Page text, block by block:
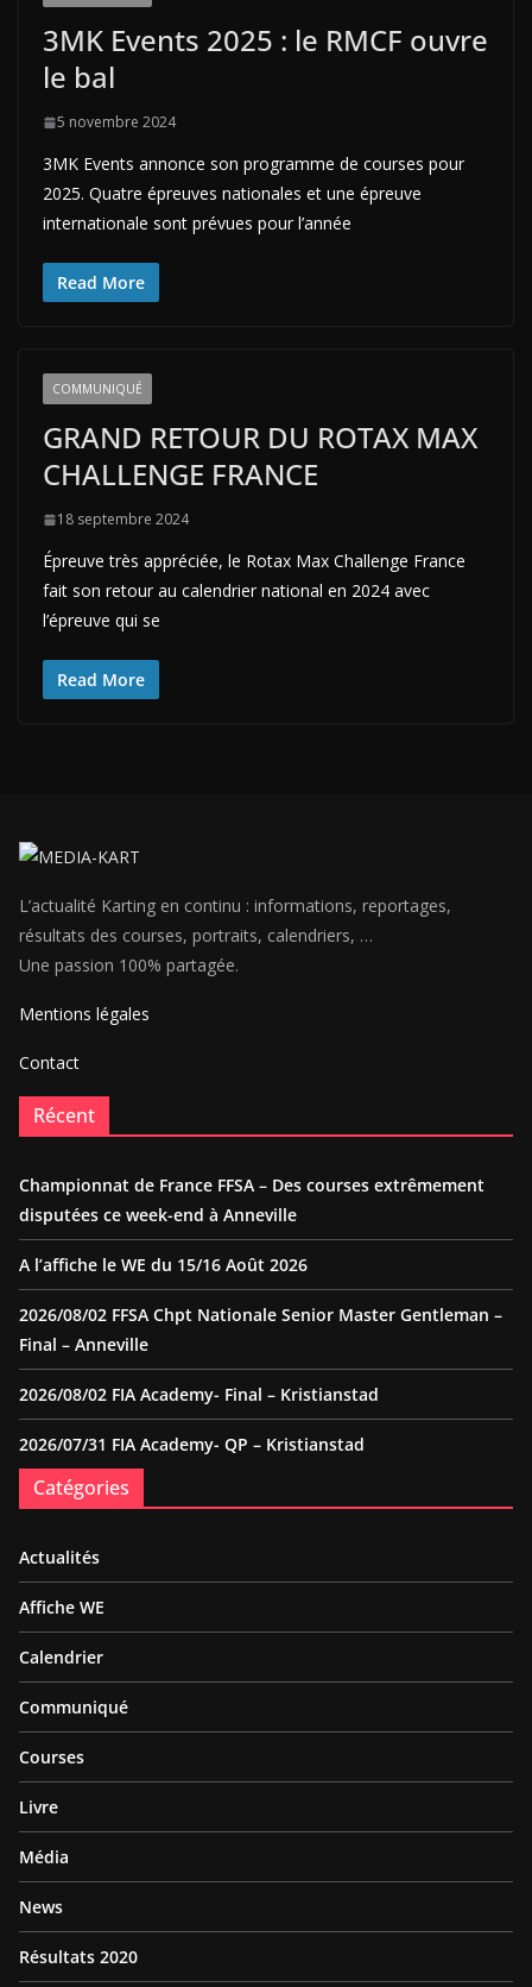
3MK Events 2025 : le RMCF ouvre
le bal
5 novembre 2024
3MK Events annonce son programme de courses pour
2025. Quatre épreuves nationales et une épreuve
internationale sont prévues pour l’année
Read More
COMMUNIQUÉ
GRAND RETOUR DU ROTAX MAX
CHALLENGE FRANCE
18 septembre 2024
Épreuve très appréciée, le Rotax Max Challenge France
fait son retour au calendrier national en 2024 avec
l’épreuve qui se
Read More
L’actualité Karting en continu : informations, reportages,
résultats des courses, portraits, calendriers, …
Une passion 100% partagée.
Mentions légales
Contact
Récent
Championnat de France FFSA – Des courses extrêmement
disputées ce week-end à Anneville
A l’affiche le WE du 15/16 Août 2026
2026/08/02 FFSA Chpt Nationale Senior Master Gentleman –
Final – Anneville
2026/08/02 FIA Academy- Final – Kristianstad
2026/07/31 FIA Academy- QP – Kristianstad
Catégories
Actualités
Affiche WE
Calendrier
Communiqué
Courses
Livre
Média
News
Résultats 2020